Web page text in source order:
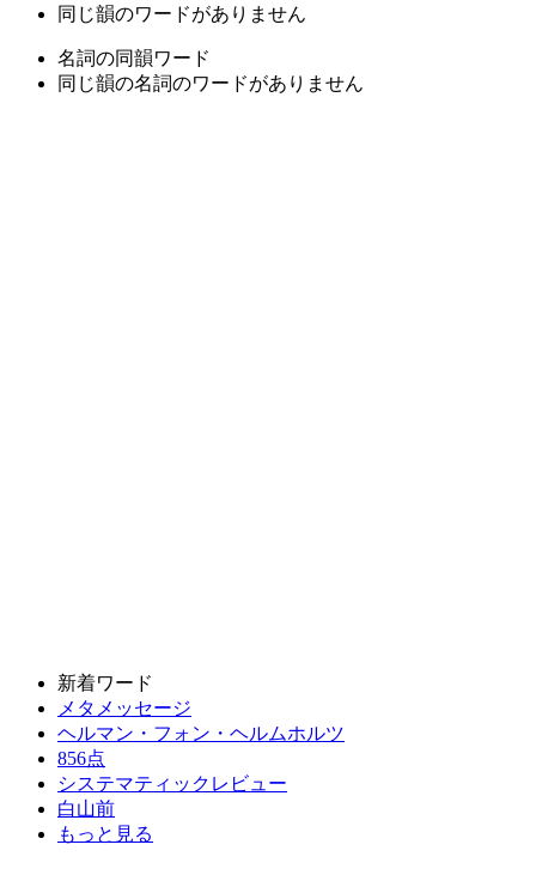
同じ韻のワードがありません
名詞の同韻ワード
同じ韻の名詞のワードがありません
新着ワード
メタメッセージ
ヘルマン・フォン・ヘルムホルツ
856点
システマティックレビュー
白山前
もっと見る